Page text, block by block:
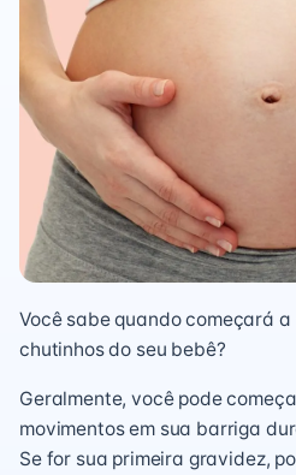
Você sabe quando começará
chutinhos do seu bebê?
Geralmente, você pode
movimentos em sua barriga
Se for sua primeira gravidez,